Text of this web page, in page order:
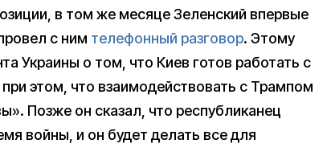
в том же месяце Зеленский впервые
с ним телефонный разговор. Этому
Украины о том, что Киев готов работать с
этом, что взаимодействовать с Трампом
Позже он сказал, что республиканец
войны, и он будет делать все для